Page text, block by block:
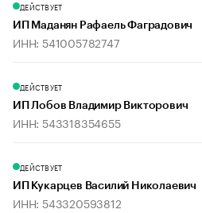
ДЕЙСТВУЕТ
ИП Маданян Рафаель Фаградович
ИНН: 541005782747
ДЕЙСТВУЕТ
ИП Лобов Владимир Викторович
ИНН: 543318354655
ДЕЙСТВУЕТ
ИП Кукарцев Василий Николаевич
ИНН: 543320593812